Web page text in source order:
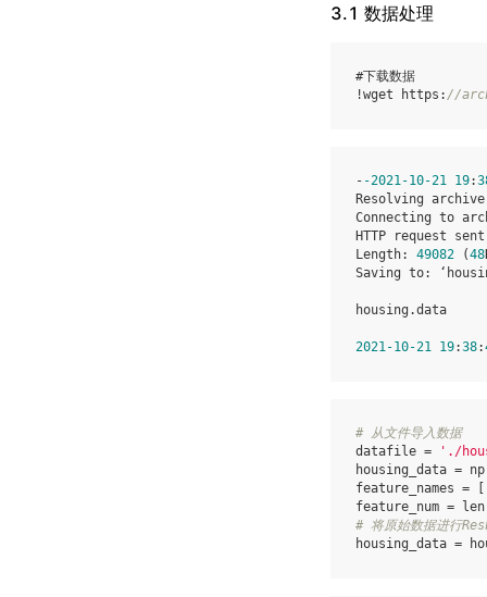
3.1 数据处理
#下载数据
!wget https: //
- -2021-10-21 19:
Resolving
Connecting to
HTTP request
Length: 49082 (48
Saving to:
2021-10-21 19:38:
# 从文件导入数据
datafile =
'./
housing_data = np
feature_names = [
feature_num = len
# 将原始数据进行
housing_data =